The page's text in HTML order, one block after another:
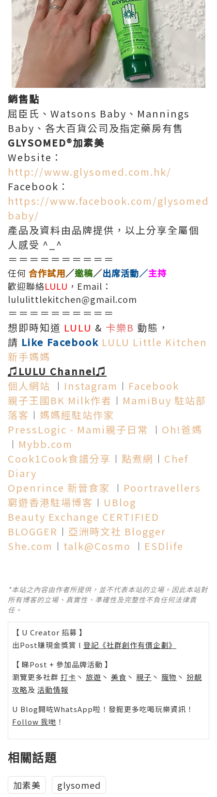
銷售點
屈臣氏、Watsons Baby、Mannings
Baby、各大百貨公司及指定藥房有售
GLYSOMED®加素美
Website：
http://www.glysomed.com.hk/
Facebook：
https://www.facebook.com/glysomed
baby/
產品及資料由品牌提供，以上分享全屬個
人感受 ^_^
＝＝＝＝＝＝＝＝＝＝
任何 合作試用／邀稿／出席活動／主持
歡迎聯絡LULU ，Email：
lululittlekitchen@gmail.com
＝＝＝＝＝＝＝＝＝＝
想即時知道 LULU & 卡樂B 動態，
請 Like Facebook LULU Little Kitchen
新手媽媽
♫LULU Channel♫
個人網站
︱ Instagram ︱ Facebook
親子王國BK Milk作者 ︱ MamiBuy 駐站部
落客 ︱ 媽媽經駐站作家
PressLogic - Mami親子日常
︱ Oh!爸媽
︱ Mybb.com
Cook1Cook食譜分享 ︱ 點煮網 ︱ Chef
Diary
Openrince 新晉食家
︱ Poortravellers
窮遊香港駐場博客 ︱ UBlog
Beauty Exchange CERTIFIED
BLOGGER ︱ 亞洲時文社 Blogger
She.com ︱ talk@Cosmo ︱ ESDlife
*本站之內容由作者所提供，並不代表本站的立場。因此本站對
所有博客的立場、真實性、準確性及完整性不負任何法律責
任。
【 U Creator 招募 】
出Post賺現金獎賞 l 登記《社群創作有價企劃》
【 睇Post + 參加品牌活動 】
瀏覽更多社群 打卡 丶 旅遊 丶 美食 丶 親子 丶 寵物 丶 扮靚
攻略及 活動情報
U Blog開咗WhatsApp啦！發掘更多吃喝玩樂資訊！
Follow 我哋 ！
相關話題
加素美
glysomed